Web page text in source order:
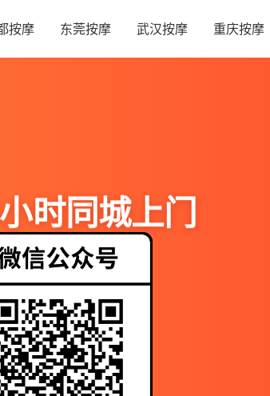
按摩 东莞按摩 武汉按摩 重庆按摩
时同城上门